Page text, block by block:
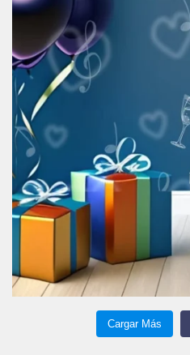
Cargar Más